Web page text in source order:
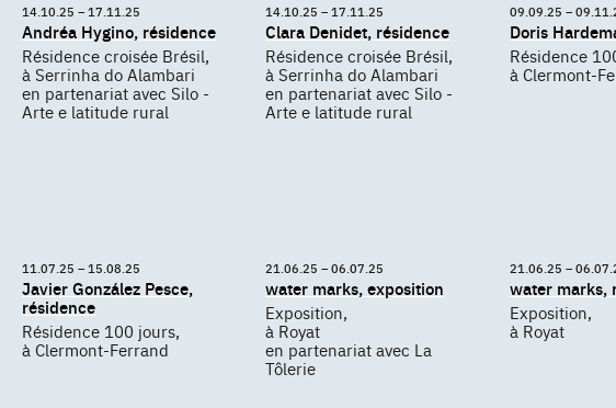
14.10.25 – 17.11.25
Andréa Hygino, résidence
Résidence croisée Brésil,
à Serrinha do Alambari
en partenariat avec Silo -
Arte e latitude rural
14.10.25 – 17.11.25
Clara Denidet, résidence
Résidence croisée Brésil,
à Serrinha do Alambari
en partenariat avec Silo -
Arte e latitude rural
09.09.25 –
Doris
Résidence
à Clermont-
11.07.25 – 15.08.25
Javier González Pesce,
résidence
Résidence 100 jours,
à Clermont-Ferrand
21.06.25 – 06.07.25
water marks, exposition
Exposition,
à Royat
en partenariat avec La
Tôlerie
21.06.25 –
water marks,
Exposition,
à Royat